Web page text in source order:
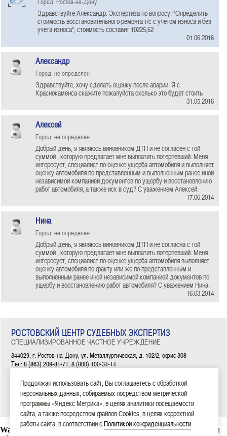
Здравствуйте Александр. Экспертиза по вопросу: "Определить
стоимость восстановительного ремонта т/с с учетом износа и без
учета износа", стоимость составит 10225,62
01.06.2016
Александр
Город: не определен
Здравствуйте, хочу сделать оценку после аварии. Я с
Краснокаменса скажите пожалуйста сколько это будет стоить
31.05.2016
Алексей
Город: не определен
Добрый день, я являюсь виновником ДТП и не согласен с той
суммой , которую предлагает мне выплатить потерпевший. Меня
интересует, специалист по оценке ущерба автомобиля и выполняет
оценку автомобиля по представленным и выполненным ранее иной
независимой компанией документов по ущербу и восстановлению
работ автомобиля, а также иск в суд? С уважением Алексей.
17.06.2014
Нина
Город: не определен
Добрый день, я являюсь виновником ДТП и не согласна с той
суммой , которую предлагает мне выплатить потерпевший. Меня
интересует, специалист по оценке ущерба автомобиля выполняет
оценку автомобиля по факту или же по представленным и
выполненным ранее иной независимой компанией документов по
ущербу и восстановлению работ автомобиля? С уважением Нина.
16.03.2014
РОСТОВСКИЙ ЦЕНТР СУДЕБНЫХ ЭКСПЕРТИЗ
СПЕЦИАЛИЗИРОВАННОЕ ЧАСТНОЕ УЧРЕЖДЕНИЕ
344029, г. Ростов-на-Дону, ул. Металлургическая, д. 102/2, офис 308
Тел: 8 (863) 209-81-71, 8 (800) 100-34-14
ГЛАВНАЯ|ЭКСПЕРТИЗЫ|НОВОСТИ|ДОКУМЕНТЫ|О НАС|КОНТАКТЫ
2006—2026 СЧУ «Ростовский центр судебных экспертиз»
Warning
: mysql_connect(): Headers and client library minor version
Продолжая использовать сайт, Вы соглашаетесь с обработкой
персональных данных, собираемых посредством метрической
программы «Яндекс Метрика», в целях аналитики посещаемости
сайта, а также посредством файлов Cookies, в целях корректной
работы сайта, в соответствии сПолитикой конфиденциальности